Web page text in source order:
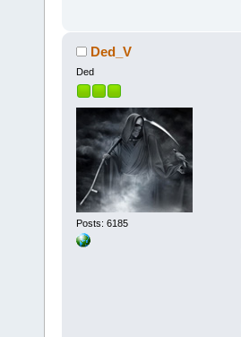
Ded_V
Ded
Posts: 6185